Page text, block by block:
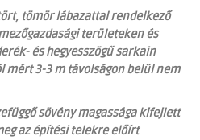
tömör lábazattal rendelkező
területeken és
és hegyesszögű sarkain
mért 3-3 m távolságon belül nem
sövény magassága kifejlett
az építési telekre előírt